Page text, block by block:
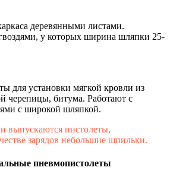
деревянными листами.
у которых ширина шляпки 25-
для установки мягкой кровли из
черепицы, битума. Работают с
с широкой шляпкой.
выпускаются пистолеты,
зарядов небольшие шпильки.
пневмопистолеты